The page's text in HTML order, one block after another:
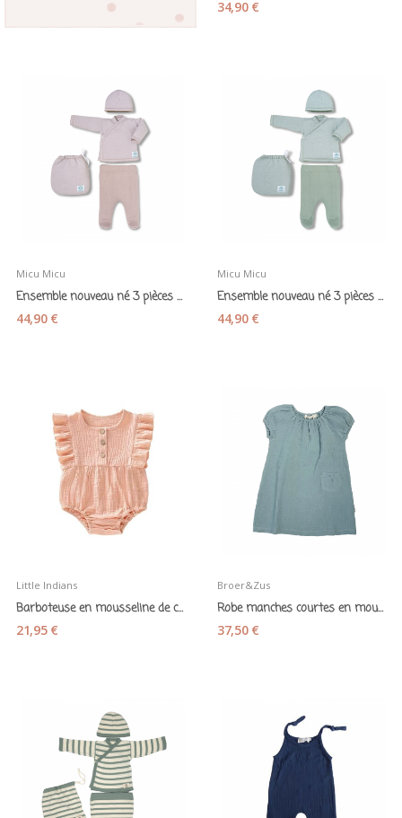
34,90 €
Micu Micu
Ensemble nouveau né 3 pièces en coton bio + sac...
44,90 €
Micu Micu
Ensemble nouveau né 3 pièces en coton bio vert
44,90 €
Little Indians
Barboteuse en mousseline de coton Lexie et la...
21,95 €
Broer&Zus
Robe manches courtes en mousseline de coton bio...
37,50 €